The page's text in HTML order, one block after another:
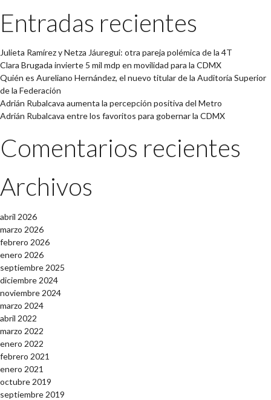
Entradas recientes
Julieta Ramírez y Netza Jáuregui: otra pareja polémica de la 4T
Clara Brugada invierte 5 mil mdp en movilidad para la CDMX
Quién es Aureliano Hernández, el nuevo titular de la Auditoría Superior
de la Federación
Adrián Rubalcava aumenta la percepción positiva del Metro
Adrián Rubalcava entre los favoritos para gobernar la CDMX
Comentarios recientes
Archivos
abril 2026
marzo 2026
febrero 2026
enero 2026
septiembre 2025
diciembre 2024
noviembre 2024
marzo 2024
abril 2022
marzo 2022
enero 2022
febrero 2021
enero 2021
octubre 2019
septiembre 2019